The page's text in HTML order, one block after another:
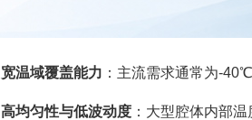
宽温域覆盖能力 ：主流需求通常为-
高均匀性与低波动度：大型腔体内部